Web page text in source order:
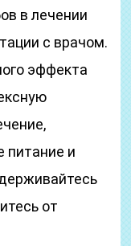
в лечении
с врачом.
эффекта
питание и
от